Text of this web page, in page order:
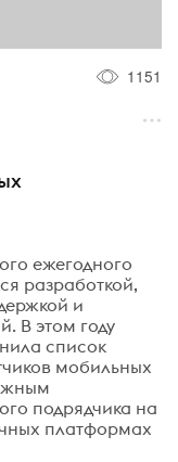
1151
ежегодного
разработкой,
и
В этом году
список
мобильных
подрядчика на
платформах